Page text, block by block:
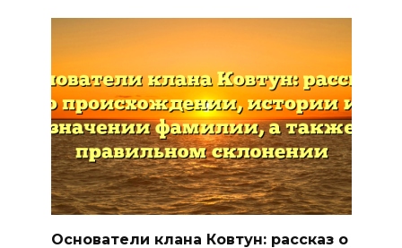
Основатели клана Ковтун: рассказ о